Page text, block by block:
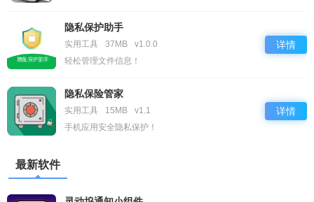
隐私保护助手
实用工具 37MB
v1.0.0
轻松管理文件信息！
详情
隐私保险管家
实用工具 15MB
v1.1
手机应用安全隐私保护！
详情
最新软件